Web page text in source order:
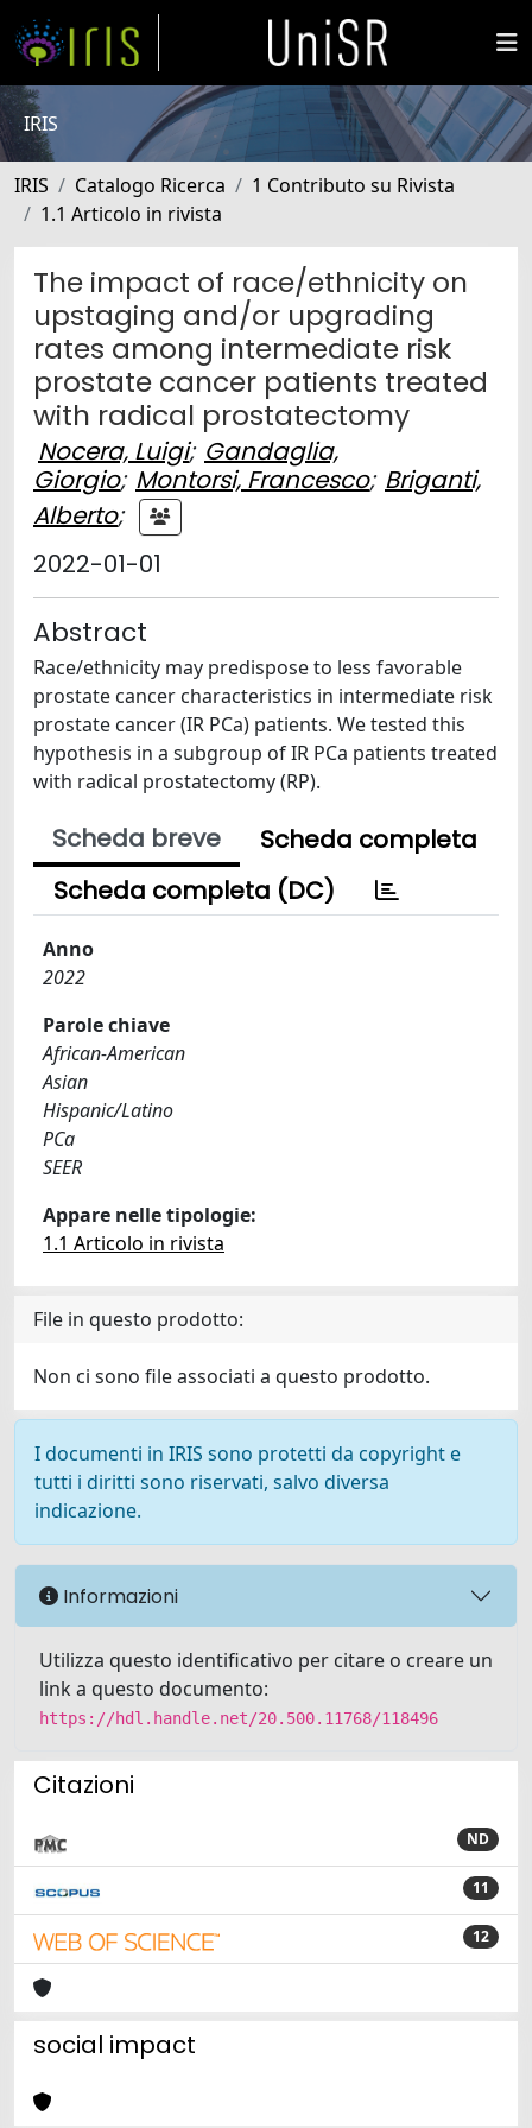
IRIS
IRIS Catalogo Ricerca
1 Contributo su Rivista
1.1 Articolo in rivista
The impact of race/ethnicity on
upstaging and/or upgrading
rates among intermediate risk
prostate cancer patients treated
with radical prostatectomy
Nocera, Luigi; Gandaglia,
Giorgio; Montorsi, Francesco; Briganti,
Alberto;
2022-01-01
Abstract
Race/ethnicity may predispose to less favorable
prostate cancer characteristics in intermediate risk
prostate cancer (IR PCa) patients. We tested this
hypothesis in a subgroup of IR PCa patients treated
with radical prostatectomy (RP).
Scheda breve
Scheda completa
Scheda completa (DC)
Anno
2022
Parole chiave
African-American
Asian
Hispanic/Latino
PCa
SEER
Appare nelle tipologie:
1.1 Articolo in rivista
File in questo prodotto:
Non ci sono file associati a questo prodotto.
I documenti in IRIS sono protetti da copyright e
tutti i diritti sono riservati, salvo diversa
indicazione.
Informazioni
Utilizza questo identificativo per citare o creare un
link a questo documento:
https://hdl.handle.net/20.500.11768/118496
Citazioni
ND
11
12
social impact